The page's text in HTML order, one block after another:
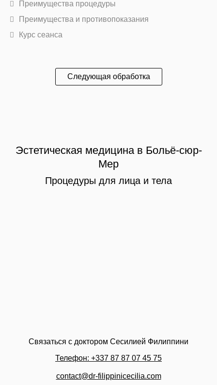
Преимущества процедуры
Преимущества и противопоказания
Курс сеанса
Следующая обработка
Эстетическая медицина в Больё-сюр-
Мер
Процедуры для лица и тела
Связаться с доктором Сесилией Филиппини
Телефон: +337 87 87 07 45 75
contact@dr-filippinicecilia.com